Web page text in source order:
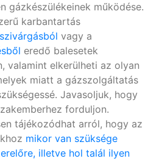
gázkészülékeinek működése.
karbantartás
vagy a
eredő balesetek
valamint elkerülheti az olyan
miatt a gázszolgáltatás
Javasoljuk, hogy
forduljon.
tájékozódhat arról, hogy az
mikor van szüksége
illetve hol talál ilyen